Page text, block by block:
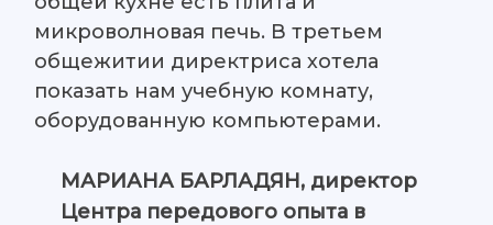
микроволновая печь. В третьем
общежитии директриса хотела
показать нам учебную комнату,
оборудованную компьютерами.
МАРИАНА БАРЛАДЯН, директор
Центра передового опыта в